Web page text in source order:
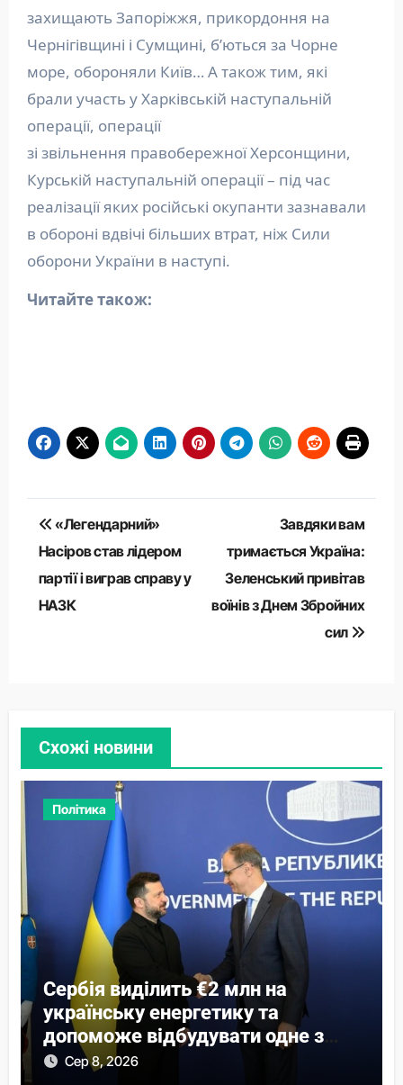
захищають Запоріжжя, прикордоння на
Чернігівщині і Сумщині, б’ються за Чорне
море, обороняли Київ… А також тим, які
брали участь у Харківській наступальній
операції, операції
зі звільнення правобережної Херсонщини,
Курській наступальній операції – під час
реалізації яких російські окупанти зазнавали
в обороні вдвічі більших втрат, ніж Сили
оборони України в наступі.
Читайте також:
Навігація
записів
«Легендарний»
Насіров став лідером
партії і виграв справу у
НАЗК
Завдяки вам
тримається Україна:
Зеленський привітав
воїнів з Днем Збройних
сил
Схожі новини
Політика
Сербія виділить €2 млн на
українську енергетику та
допоможе відбудувати одне з
містСер 8, 2026